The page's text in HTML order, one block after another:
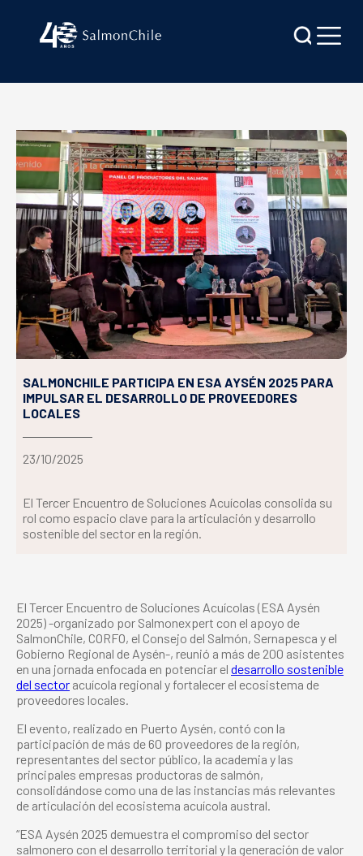
SALMONCHILE PARTICIPA EN ESA AYSÉN 2025 PARA
IMPULSAR EL DESARROLLO DE PROVEEDORES
LOCALES
23/10/2025
El Tercer Encuentro de Soluciones Acuícolas consolida su
rol como espacio clave para la articulación y desarrollo
sostenible del sector en la región.
El Tercer Encuentro de Soluciones Acuícolas (ESA Aysén
2025) -organizado por Salmonexpert con el apoyo de
SalmonChile, CORFO, el Consejo del Salmón, Sernapesca y el
Gobierno Regional de Aysén-, reunió a más de 200 asistentes
en una jornada enfocada en potenciar el desarrollo sostenible
del sector acuícola regional y fortalecer el ecosistema de
proveedores locales.
El evento, realizado en Puerto Aysén, contó con la
participación de más de 60 proveedores de la región,
representantes del sector público, la academia y las
principales empresas productoras de salmón,
consolidándose como una de las instancias más relevantes
de articulación del ecosistema acuícola austral.
“ESA Aysén 2025 demuestra el compromiso del sector
salmonero con el desarrollo territorial y la generación de valor